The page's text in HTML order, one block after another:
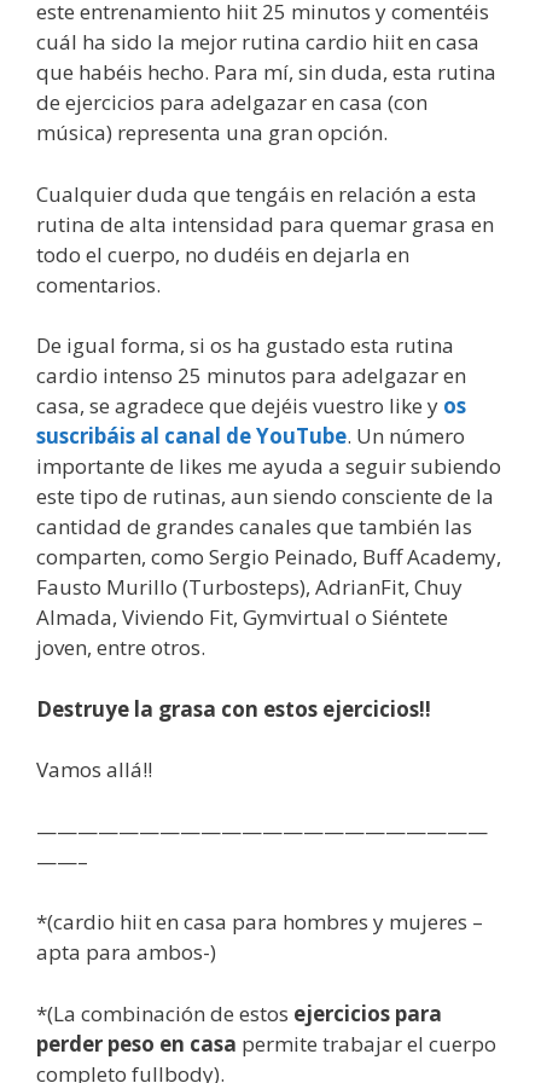
este entrenamiento hiit 25 minutos y comentéis
cuál ha sido la mejor rutina cardio hiit en casa
que habéis hecho. Para mí, sin duda, esta rutina
de ejercicios para adelgazar en casa (con
música) representa una gran opción.
Cualquier duda que tengáis en relación a esta
rutina de alta intensidad para quemar grasa en
todo el cuerpo, no dudéis en dejarla en
comentarios.
De igual forma, si os ha gustado esta rutina
cardio intenso 25 minutos para adelgazar en
casa, se agradece que dejéis vuestro like y os
suscribáis al canal de YouTube. Un número
importante de likes me ayuda a seguir subiendo
este tipo de rutinas, aun siendo consciente de la
cantidad de grandes canales que también las
comparten, como Sergio Peinado, Buff Academy,
Fausto Murillo (Turbosteps), AdrianFit, Chuy
Almada, Viviendo Fit, Gymvirtual o Siéntete
joven, entre otros.
Destruye la grasa con estos ejercicios!!
Vamos allá!!
——————————————————————
——–
*(cardio hiit en casa para hombres y mujeres –
apta para ambos-)
*(La combinación de estos ejercicios para
perder peso en casa permite trabajar el cuerpo
completo fullbody).